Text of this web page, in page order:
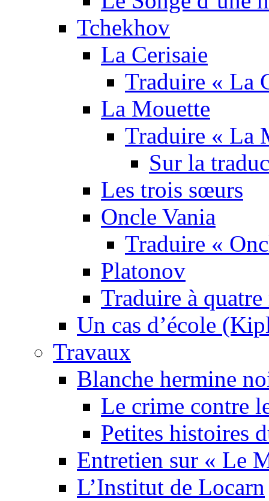
Tchekhov
La Cerisaie
Traduire « La
La Mouette
Traduire « La
Sur la
Les trois sœurs
Oncle Vania
Traduire «
Platonov
Traduire à quatre
Un cas d’école
Travaux
Blanche hermine
Le crime contre
Petites histoires
Entretien sur « Le
L’Institut de Locarn